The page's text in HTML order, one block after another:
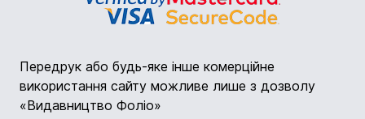
Передрук або будь-яке інше комерційне
використання сайту можливе лише з дозволу
«Видавництво Фоліо»